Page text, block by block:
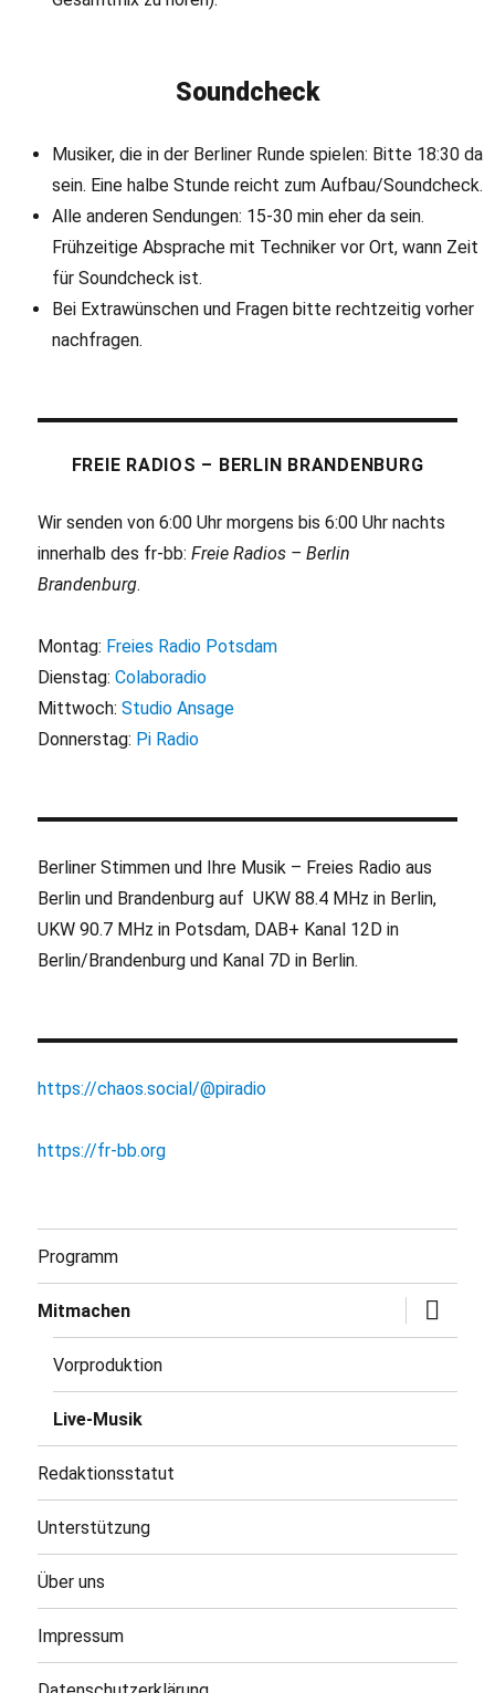
Soundcheck
Musiker, die in der Berliner Runde spielen: Bitte 18:30 da
sein. Eine halbe Stunde reicht zum Aufbau/Soundcheck.
Alle anderen Sendungen: 15-30 min eher da sein.
Frühzeitige Absprache mit Techniker vor Ort, wann Zeit
für Soundcheck ist.
Bei Extrawünschen und Fragen bitte rechtzeitig vorher
nachfragen.
FREIE RADIOS – BERLIN BRANDENBURG
Wir senden von 6:00 Uhr morgens bis 6:00 Uhr nachts
innerhalb des fr-bb:Freie Radios – Berlin
Brandenburg.
Montag: Freies Radio Potsdam
Dienstag:Colaboradio
Mittwoch:Studio Ansage
Donnerstag: Pi Radio
Berliner Stimmen und Ihre Musik – Freies Radio aus
Berlin und Brandenburg auf UKW 88.4 MHz in Berlin,
UKW 90.7 MHz in Potsdam, DAB+ Kanal 12D in
Berlin/Brandenburg und Kanal 7D in Berlin.
https://chaos.social/@piradio
https://fr-bb.org
Programm
Mitmachen
öffnen
Vorproduktion
Live-Musik
Redaktionsstatut
Unterstützung
Über uns
Impressum